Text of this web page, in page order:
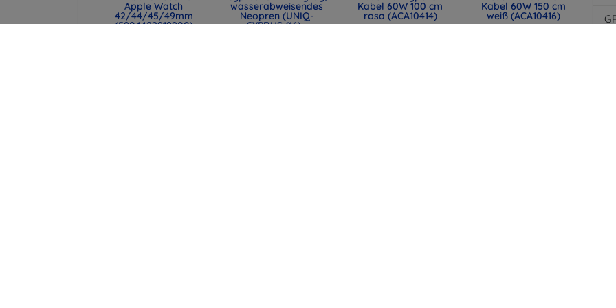
Apple Watch
42/44/45/49mm
(5904422919900)
wasserabweisendes
Neopren (UNIQ-
CYPRUS (16) -
Kabel 60W 100 cm
rosa (ACA10414)
Kabel 60W 150 cm
weiß (ACA10416)